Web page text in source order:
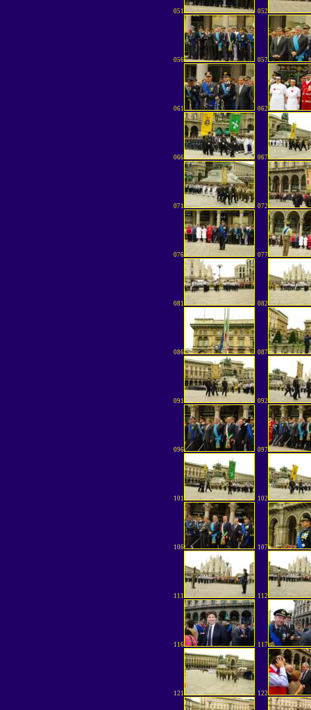
051 052
056 057
061 062
066 067
071 072
076 077
081 082
086 087
091 092
096 097
101 102
106 107
111 112
116 117
121 122